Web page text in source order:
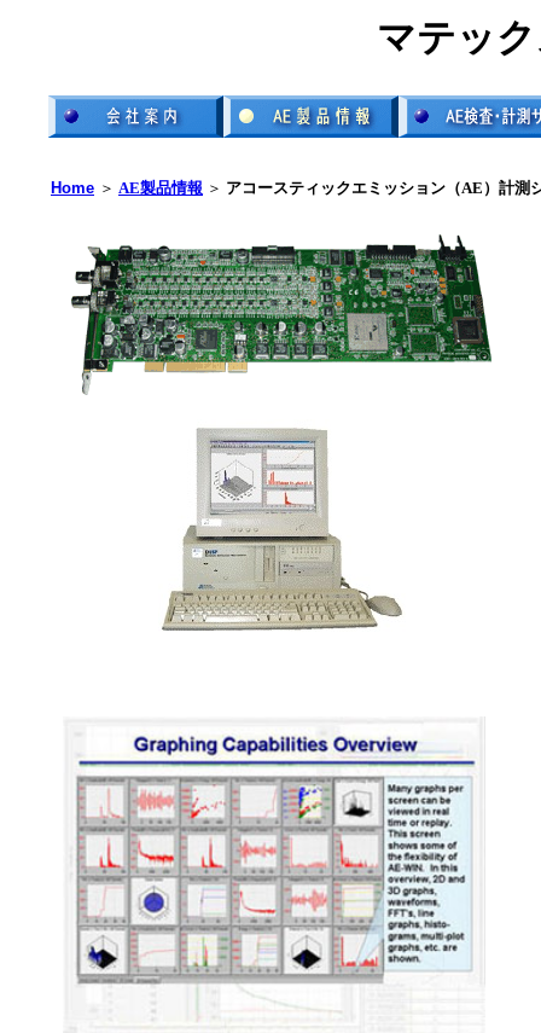
マテッ
Home ＞ AE製品情報 ＞ アコースティックエミッション（AE）計測